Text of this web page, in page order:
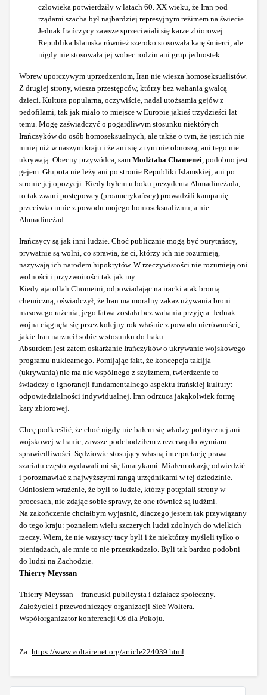
człowieka potwierdziły w latach 60. XX wieku, że Iran pod
rządami szacha był najbardziej represyjnym reżimem na świecie.
Jednak Irańczycy zawsze sprzeciwiali się karze zbiorowej.
Republika Islamska również szeroko stosowała karę śmierci, ale
nigdy nie stosowała jej wobec rodzin ani grup jednostek.
Wbrew uporczywym uprzedzeniom, Iran nie wiesza homoseksualistów.
Z drugiej strony, wiesza przestępców, którzy bez wahania gwałcą
dzieci. Kultura popularna, oczywiście, nadal utożsamia gejów z
pedofilami, tak jak miało to miejsce w Europie jakieś trzydzieści lat
temu. Mogę zaświadczyć o pogardliwym stosunku niektórych
Irańczyków do osób homoseksualnych, ale także o tym, że jest ich nie
mniej niż w naszym kraju i że ani się z tym nie obnoszą, ani tego nie
ukrywają. Obecny przywódca, sam Modżtaba Chamenei , podobno jest
gejem. Głupota nie leży ani po stronie Republiki Islamskiej, ani po
stronie jej opozycji. Kiedy byłem u boku prezydenta Ahmadineżada,
to tak zwani postępowcy (proamerykańscy) prowadzili kampanię
przeciwko mnie z powodu mojego homoseksualizmu, a nie
Ahmadineżad.
Irańczycy są jak inni ludzie. Choć publicznie mogą być purytańscy,
prywatnie są wolni, co sprawia, że ci, którzy ich nie rozumieją,
nazywają ich narodem hipokrytów. W rzeczywistości nie rozumieją oni
wolności i przyzwoitości tak jak my.
Kiedy ajatollah Chomeini, odpowiadając na iracki atak bronią
chemiczną, oświadczył, że Iran ma moralny zakaz używania broni
masowego rażenia, jego fatwa została bez wahania przyjęta. Jednak
wojna ciągnęła się przez kolejny rok właśnie z powodu nierówności,
jakie Iran narzucił sobie w stosunku do Iraku.
Absurdem jest zatem oskarżanie Irańczyków o ukrywanie wojskowego
programu nuklearnego. Pomijając fakt, że koncepcja takijja
(ukrywania) nie ma nic wspólnego z szyizmem, twierdzenie to
świadczy o ignorancji fundamentalnego aspektu irańskiej kultury:
odpowiedzialności indywidualnej. Iran odrzuca jakąkolwiek formę
kary zbiorowej.
Chcę podkreślić, że choć nigdy nie bałem się władzy politycznej ani
wojskowej w Iranie, zawsze podchodziłem z rezerwą do wymiaru
sprawiedliwości. Sędziowie stosujący własną interpretację prawa
szariatu często wydawali mi się fanatykami. Miałem okazję odwiedzić
i porozmawiać z najwyższymi rangą urzędnikami w tej dziedzinie.
Odniosłem wrażenie, że byli to ludzie, którzy potępiali strony w
procesach, nie zdając sobie sprawy, że one również są ludźmi.
Na zakończenie chciałbym wyjaśnić, dlaczego jestem tak przywiązany
do tego kraju: poznałem wielu szczerych ludzi zdolnych do wielkich
rzeczy. Wiem, że nie wszyscy tacy byli i że niektórzy myśleli tylko o
pieniądzach, ale mnie to nie przeszkadzało. Byli tak bardzo podobni
do ludzi na Zachodzie.
Thierry Meyssan
Thierry Meyssan – francuski publicysta i działacz społeczny.
Założyciel i przewodniczący organizacji Sieć Woltera.
Współorganizator konferencji Oś dla Pokoju.
Za: https://www.voltairenet.org/article224039.html